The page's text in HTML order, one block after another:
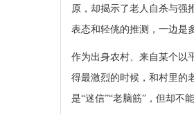
原，却揭示了老人自杀与强
表态和轻佻的推测，一边是
作为出身农村、来自某个以
得最激烈的时候，和村里的
是“迷信”“老脑筋”，但却不